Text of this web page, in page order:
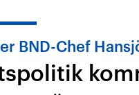
USA
Aktuelle Beiträge,
BND-Chef